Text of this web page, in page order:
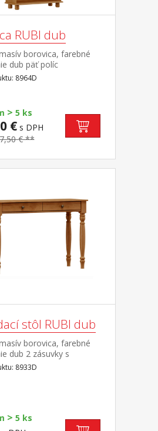
RUBI dub
borovica, farebné
dub päť políc
8964D
> 5 ks
€s DPH
€ **
stôl RUBI dub
borovica, farebné
dub 2 zásuvky s
pojazdmi
8933D
> 5 ks